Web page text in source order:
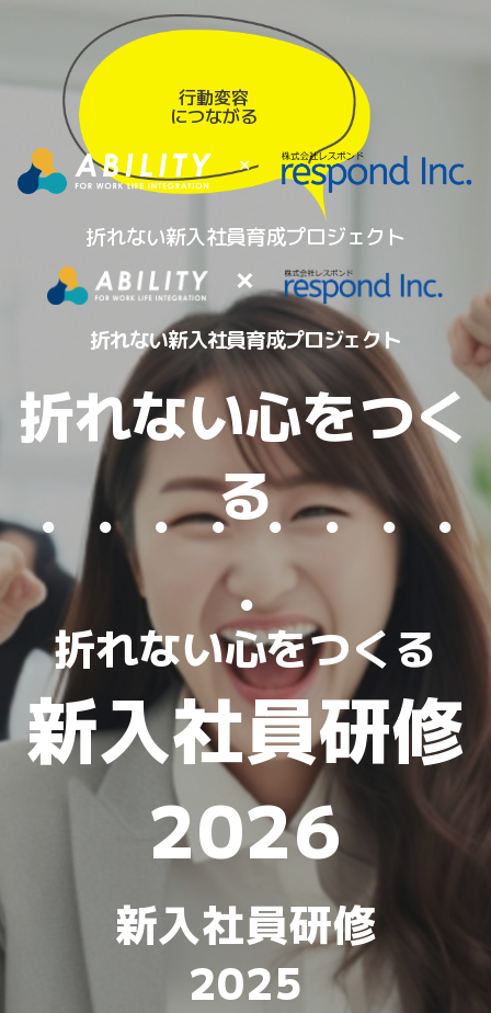
行動変容
につながる
×
折れない新入社員育成プロジェクト
×
折れない新入社員育成プロジェクト
折れない心をつく
る
・・・・・・・・
・
折れない心をつくる
新入社員研修
2026
新入社員研修
2025